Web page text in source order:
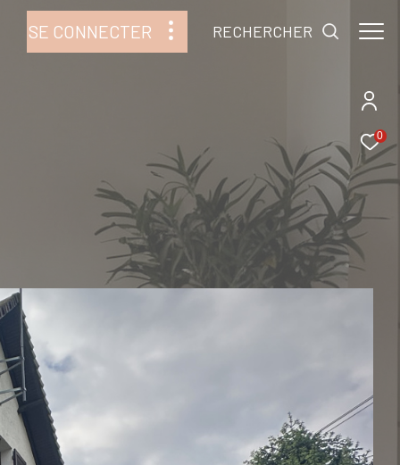
0
SE CONNECTER RECHERCHER